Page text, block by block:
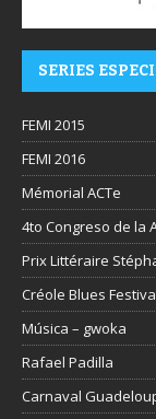
SERIES
FEMI 2015
FEMI 2016
Mémorial ACTe
4to Congreso de la
Prix Littéraire
Créole Blues
Música – gwoka
Rafael Padilla
Carnaval